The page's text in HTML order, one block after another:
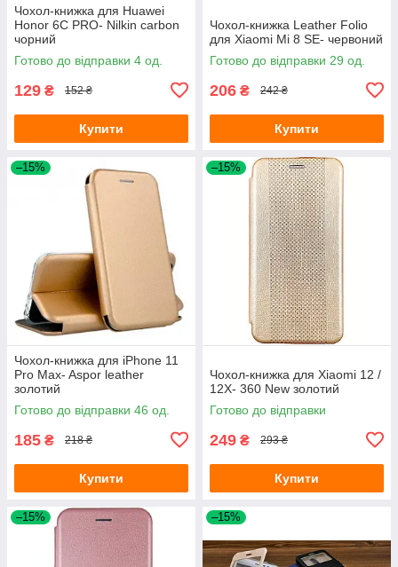
Чохол-книжка для Huawei
Honor 6C PRO- Nilkin carbon
чорний
Готово до відправки 4 од.
129 ₴ 152 ₴
Купити
Чохол-книжка Leather Folio
для Xiaomi Mi 8 SE- червоний
Готово до відправки 29 од.
206 ₴ 242 ₴
Купити
–15%
Чохол-книжка для iPhone 11
Pro Max- Aspor leather
золотий
Готово до відправки 46 од.
185 ₴ 218 ₴
Купити
–15%
Чохол-книжка для Xiaomi 12 /
12X- 360 New золотий
Готово до відправки
249 ₴ 293 ₴
Купити
–15% –15%